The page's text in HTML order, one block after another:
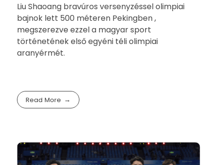
Liu Shaoang bravúros versenyzéssel olimpiai
bajnok lett 500 méteren Pekingben ,
megszerezve ezzel a magyar sport
történetének első egyéni téli olimpiai
aranyérmét.
Read More